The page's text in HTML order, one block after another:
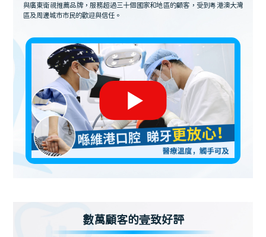
與廣東衛視推薦品牌，服務超過三十個國家和地區的顧客，受到粵港澳大灣
區及周邊城市市民的歡迎與信任。
數萬顧客的壹致好評